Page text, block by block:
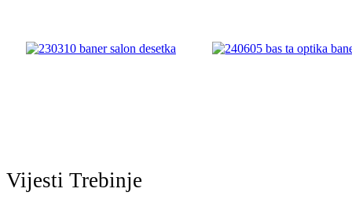
Vijesti Trebinje